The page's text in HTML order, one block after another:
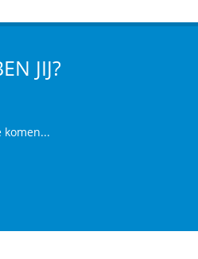
JIJ?
komen...